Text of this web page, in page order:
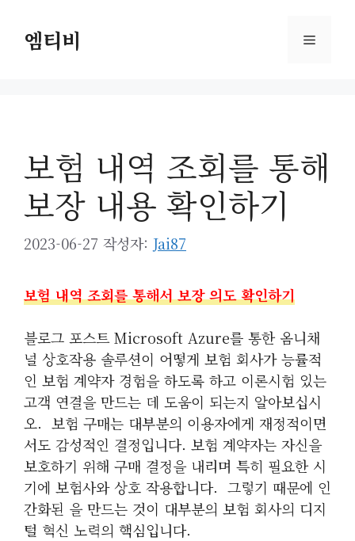
엠티비 메
보험 내역 조회를 통해
보장 내용 확인하기
2023-06-27 작성자: Jai87
보험 내역 조회를 통해서 보장 의도 확인하기
블로그 포스트 Microsoft Azure를 통한 옴니채
널 상호작용 솔루션이 어떻게 보험 회사가 능률적
인 보험 계약자 경험을 하도록 하고 이론시험 있는
고객 연결을 만드는 데 도움이 되는지 알아보십시
오. ​ 보험 구매는 대부분의 이용자에게 재정적이면
서도 감성적인 결정입니다. 보험 계약자는 자신을
보호하기 위해 구매 결정을 내리며 특히 필요한 시
기에 보험사와 상호 작용합니다. ​ 그렇기 때문에 인
간화된 을 만드는 것이 대부분의 보험 회사의 디지
털 혁신 노력의 핵심입니다.